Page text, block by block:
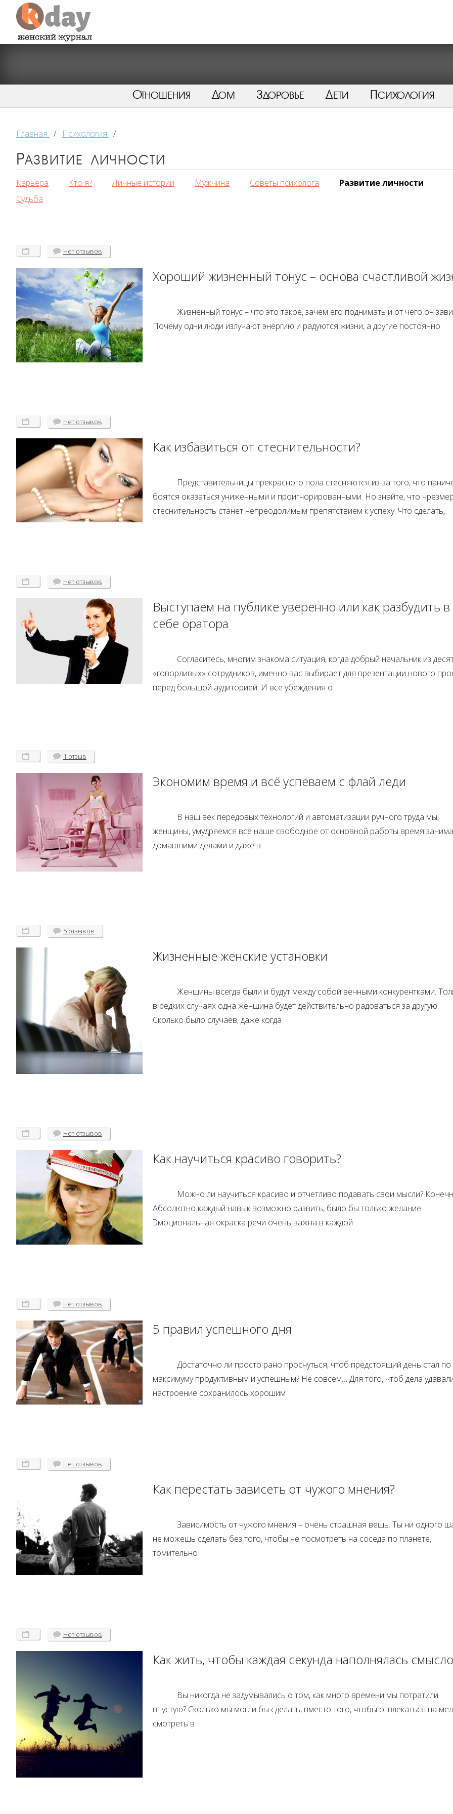
Отношения Дом Здоровье Дети Психология
Главная / Психология /
Развитие личности
Карьера Кто я? Личные истории Мужчина Советы психолога
Развитие личности
Судьба
Нет отзывов
Хороший жизненный тонус – основа счастливой
Жизненный тонус – что это такое, зачем его поднимать и от чего он
Почему одни люди излучают энергию и радуются жизни, а другие постоянно
Нет отзывов
Как избавиться от стеснительности?
Представительницы прекрасного пола стесняются из-за того, что
боятся оказаться униженными и проигнорированными. Но знайте, что
стеснительность станет непреодолимым препятствием к успеху. Что сделать,
Нет отзывов
Выступаем на публике уверенно или как разбудить в
себе оратора
Согласитесь, многим знакома ситуация, когда добрый начальник из
«говорливых» сотрудников, именно вас выбирает для презентации нового
перед большой аудиторией. И все убеждения о
1 отзыв
Экономим время и всё успеваем с флай леди
В наш век передовых технологий и автоматизации ручного труда мы,
женщины, умудряемся всё наше свободное от основной работы время
домашними делами и даже в
5 отзывов
Жизненные женские установки
Женщины всегда были и будут между собой вечными конкурентками.
в редких случаях одна женщина будет действительно радоваться за другую.
Сколько было случаев, даже когда
Нет отзывов
Как научиться красиво говорить?
Можно ли научиться красиво и отчетливо подавать свои мысли?
Абсолютно каждый навык возможно развить, было бы только желание.
Эмоциональная окраска речи очень важна в каждой
Нет отзывов
5 правил успешного дня
Достаточно ли просто рано проснуться, чтоб предстоящий день стал по
максимуму продуктивным и успешным? Не совсем… Для того, чтоб дела
настроение сохранилось хорошим
Нет отзывов
Как перестать зависеть от чужого мнения?
Зависимость от чужого мнения – очень страшная вещь. Ты ни одного
не можешь сделать без того, чтобы не посмотреть на соседа по планете,
томительно
Нет отзывов
Как жить, чтобы каждая секунда наполнялась
Вы никогда не задумывались о том, как много времени мы потратили
впустую? Сколько мы могли бы сделать, вместо того, чтобы отвлекаться на
смотреть в